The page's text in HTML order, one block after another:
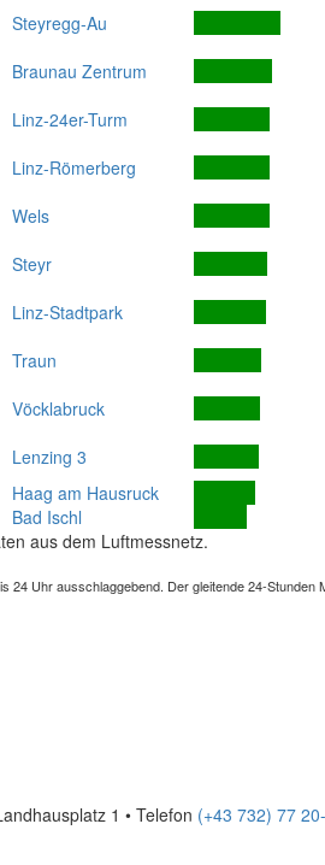
Steyregg-Au
Braunau Zentrum
Linz-24er-Turm
Linz-Römerberg
Wels
Steyr
Linz-Stadtpark
Traun
Vöcklabruck
Lenzing 3
Haag am Hausruck
Bad Ischl
aus dem Luftmessnetz.
24 Uhr ausschlaggebend. Der gleitende 24-Stunden
1 • Telefon (+43 732) 77